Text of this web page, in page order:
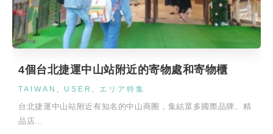
4個台北捷運中山站附近的寄物處和寄物櫃
TAIWAN , USER , エリア特集
台北捷運中山站附近有知名的中山商圈，集結眾多國際品牌、精
品店…